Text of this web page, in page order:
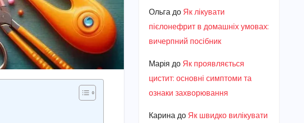
Ольгадо Як лікувати
пієлонефрит в домашніх умовах:
вичерпний посібник
Марiя до Як проявляється
цистит: основні симптоми та
ознаки захворювання
Каринадо Як швидко вилікувати